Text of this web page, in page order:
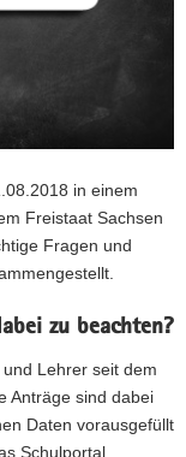
in einem
Freistaat Sachsen
Fragen und
zu beachten?
Lehrer seit dem
Anträge sind dabei
Daten vorausgefüllt
Schulportal